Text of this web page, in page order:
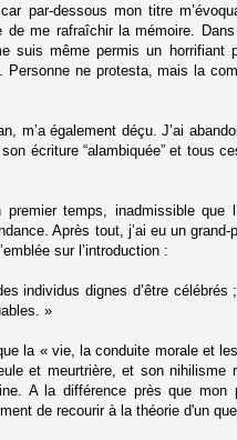
par-dessous mon titre
de me rafraîchir la mémoire.
suis même permis un
ne protesta, mais la
m’a également déçu. J’ai
écriture “alambiquée” et tous
premier temps, inadmissible
Après tout, j’ai eu un
sur l’introduction :
individus dignes d’être
»
la « vie, la conduite morale et
et meurtrière, et son
A la différence près que
de recourir à la théorie d'un